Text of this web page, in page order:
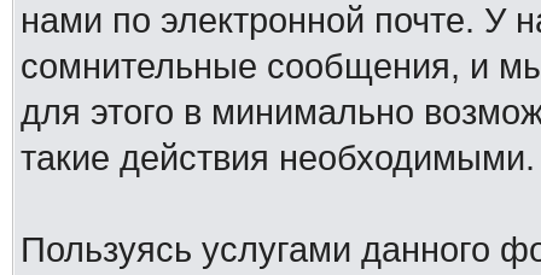
нами по электронной почте. У
сомнительные сообщения, и
для этого в минимально
такие действия необходимыми.
Пользуясь услугами данного